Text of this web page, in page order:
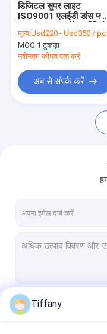
गुणवत्ता नियंत्रण
हमसे संपर्क करें
समाचार
घुमावदार एलईडी डिस्प्ले
छोटा पिक्सेल एलईडी
एलईडी डिस्प्ले कैबिनेट
डिजिटल सुपर लाइट
ISO9001 एलईडी डांस
वॉल मॉड्यूल 1920Hz
मूल्य:Usd220 - Usd350 / pcs ( price is negotiable )
MOQ:1 टुकड़ा
नवीनतम कीमत पता करें
अब से संपर्क करें
Tiffany